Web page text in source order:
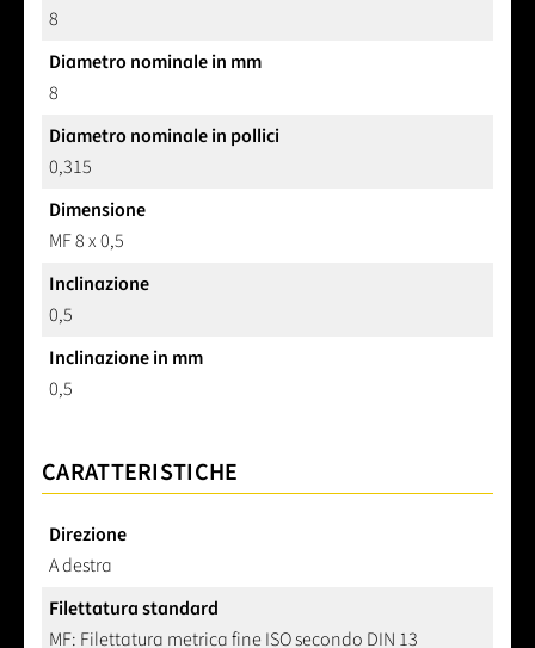
8
Diametro nominale in mm
8
Diametro nominale in pollici
0,315
Dimensione
MF 8 x 0,5
Inclinazione
0,5
Inclinazione in mm
0,5
CARATTERISTICHE
Direzione
A destra
Filettatura standard
MF: Filettatura metrica fine ISO secondo DIN 13